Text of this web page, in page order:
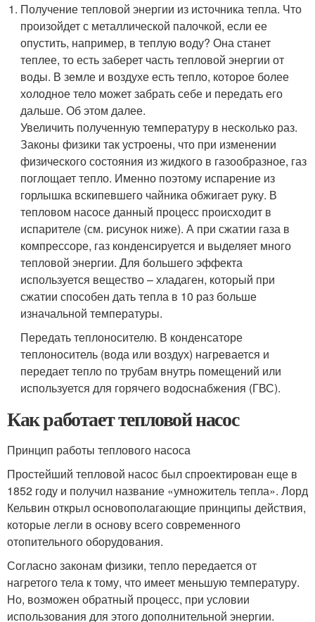
Получение тепловой энергии из источника тепла. Что
произойдет с металлической палочкой, если ее
опустить, например, в теплую воду? Она станет
теплее, то есть заберет часть тепловой энергии от
воды. В земле и воздухе есть тепло, которое более
холодное тело может забрать себе и передать его
дальше. Об этом далее.
Увеличить полученную температуру в несколько раз.
Законы физики так устроены, что при изменении
физического состояния из жидкого в газообразное, газ
поглощает тепло. Именно поэтому испарение из
горлышка вскипевшего чайника обжигает руку. В
тепловом насосе данный процесс происходит в
испарителе (см. рисунок ниже). А при сжатии газа в
компрессоре, газ конденсируется и выделяет много
тепловой энергии. Для большего эффекта
используется вещество – хладаген, который при
сжатии способен дать тепла в 10 раз больше
изначальной температуры.
Передать теплоносителю. В конденсаторе
теплоноситель (вода или воздух) нагревается и
передает тепло по трубам внутрь помещений или
используется для горячего водоснабжения (ГВС).
Как работает тепловой насос
Принцип работы теплового насоса
Простейший тепловой насос был спроектирован еще в
1852 году и получил название «умножитель тепла». Лорд
Кельвин открыл основополагающие принципы действия,
которые легли в основу всего современного
отопительного оборудования.
Согласно законам физики, тепло передается от
нагретого тела к тому, что имеет меньшую температуру.
Но, возможен обратный процесс, при условии
использования для этого дополнительной энергии.